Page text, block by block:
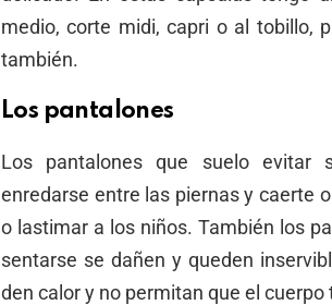
medio, corte midi, capri o al tobillo,
también.
Los pantalones
Los pantalones que suelo evitar
enredarse entre las piernas y caerte
o lastimar a los niños. También los
sentarse se dañen y queden
den calor y no permitan que el cuerpo